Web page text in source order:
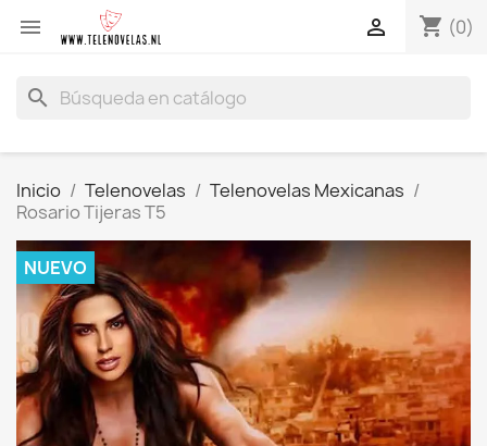
 shopping_cart (0)

search
Inicio Telenovelas
Telenovelas Mexicanas
Rosario Tijeras T5
NUEVO